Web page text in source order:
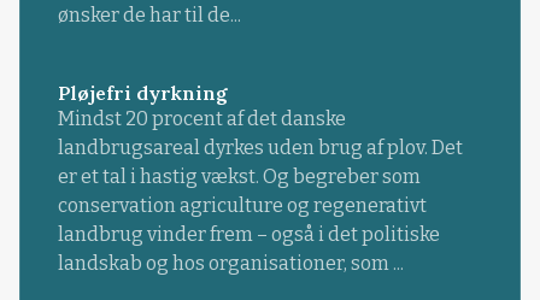
ønsker de har til de...
Pløjefri dyrkning
Mindst 20 procent af det danske
landbrugsareal dyrkes uden brug af plov. Det
er et tal i hastig vækst. Og begreber som
conservation agriculture og regenerativt
landbrug vinder frem – også i det politiske
landskab og hos organisationer, som ...